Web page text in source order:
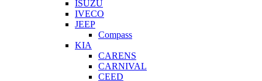
ISUZU
IVECO
JEEP
Compass
KIA
CARENS
CARNIVAL
CEED